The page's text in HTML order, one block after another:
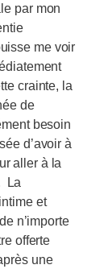
par mon
me voir
crainte, la
de
besoin
d’avoir à
aller à la
La
et
n’importe
offerte
une